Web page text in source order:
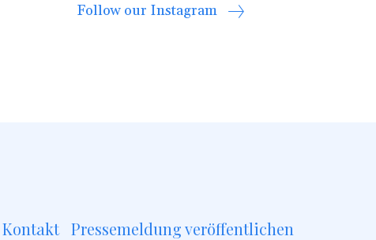
Follow our Instagram
Kontakt Pressemeldung veröffentlichen